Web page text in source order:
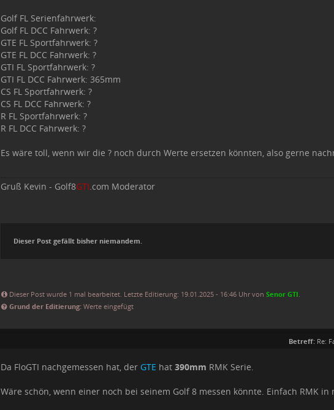
Golf FL Serienfahrwerk:
Golf FL DCC Fahrwerk: ?
GTE FL Sportfahrwerk: ?
GTE FL DCC Fahrwerk: ?
GTI FL Sportfahrwerk: ?
GTI FL DCC Fahrwerk: 365mm
CS FL Sportfahrwerk: ?
CS FL DCC Fahrwerk: ?
R FL Sportfahrwerk: ?
R FL DCC Fahrwerk: ?
Es wäre toll, wenn wir die ? noch durch Werte ersetzen könnten, also gerne
Gruß Kevin - Golf8GTI .com Moderator
Dieser Post gefällt bisher niemandem.
Dieser Post wurde 1 mal bearbeitet. Letzte Editierung: 19.01.2025 - 16:46 Uhr vonSenor GTI
Grund der Editierung: Werte eingefügt
Betreff: Re:
Da FloGTI nachgemessen hat, der GTE hat 390mm RMK Serie.
Wäre schön, wenn einer noch bei seinem Golf 8 messen könnte. Einfach RMK